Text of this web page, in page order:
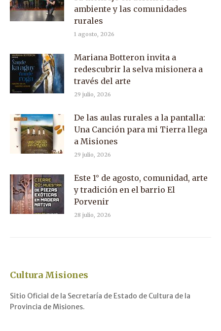
ambiente y las comunidades
rurales
1 agosto, 2026
Mariana Botteron invita a
redescubrir la selva misionera a
través del arte
29 julio, 2026
De las aulas rurales a la pantalla:
Una Canción para mi Tierra llega
a Misiones
29 julio, 2026
Este 1° de agosto, comunidad, arte
y tradición en el barrio El
Porvenir
28 julio, 2026
Cultura Misiones
Sitio Oficial de la Secretaría de Estado de Cultura de la
Provincia de Misiones.